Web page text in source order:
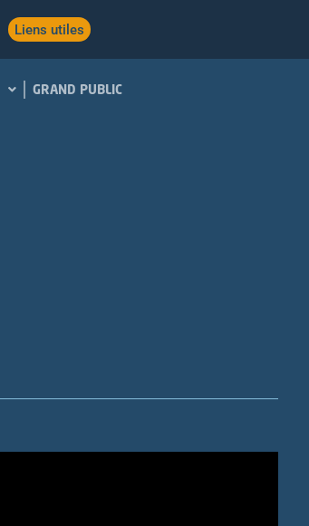
Liens utiles
GRAND PUBLIC